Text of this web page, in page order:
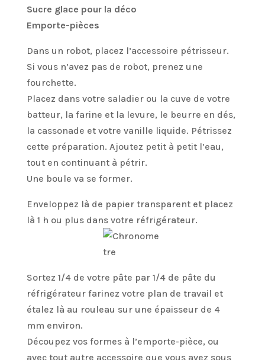
Sucre glace pour la déco
Emporte-pièces
Dans un robot, placez l’accessoire pétrisseur.
Si vous n’avez pas de robot, prenez une
fourchette.
Placez dans votre saladier ou la cuve de votre
batteur, la farine et la levure, le beurre en dés,
la cassonade et votre vanille liquide. Pétrissez
cette préparation. Ajoutez petit à petit l’eau,
tout en continuant à pétrir.
Une boule va se former.
Enveloppez là de papier transparent et placez
là 1 h ou plus dans votre réfrigérateur.
Sortez 1/4 de votre pâte par 1/4 de pâte du
réfrigérateur farinez votre plan de travail et
étalez là au rouleau sur une épaisseur de 4
mm environ.
Découpez vos formes à l’emporte-pièce, ou
avec tout autre accessoire que vous avez sous